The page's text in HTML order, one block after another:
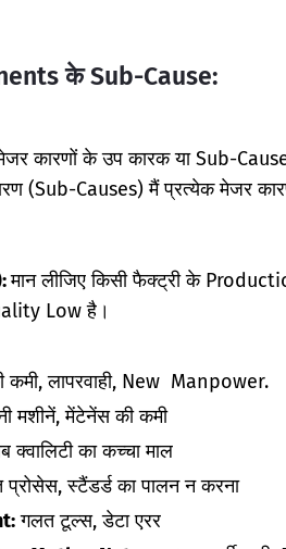
के Sub-Cause:
कारणों के उप कारक या Sub-
(Sub-Causes) मैं प्रत्येक मेजर
मान लीजिए किसी फैक्ट्री के
Low है।
कमी, लापरवाही, New Manpower.
मशीनें, मेंटेनेंस की कमी
क्वालिटी का कच्चा माल
स्टैंडर्ड का पालन न करना
गलत टूल्स, डेटा एरर